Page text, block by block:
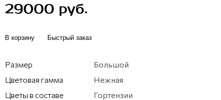
29000 руб.
В корзину Быстрый заказ
Размер
Большой
Цветовая гамма
Нежная
Цветы в составе
Гортензии